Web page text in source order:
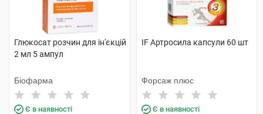
Глюкосат розчин для ін'єкцій
2 мл 5 ампул
Біофарма
Є в наявності
IF Артросила капсули 60 шт
Форсаж плюс
Є в наявності